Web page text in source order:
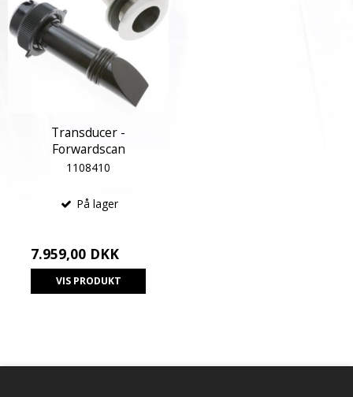
Transducer -
Forwardscan
1108410
På lager
7.959,00 DKK
VIS PRODUKT